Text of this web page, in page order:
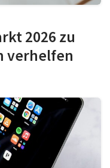
2026 zu
verhelfen